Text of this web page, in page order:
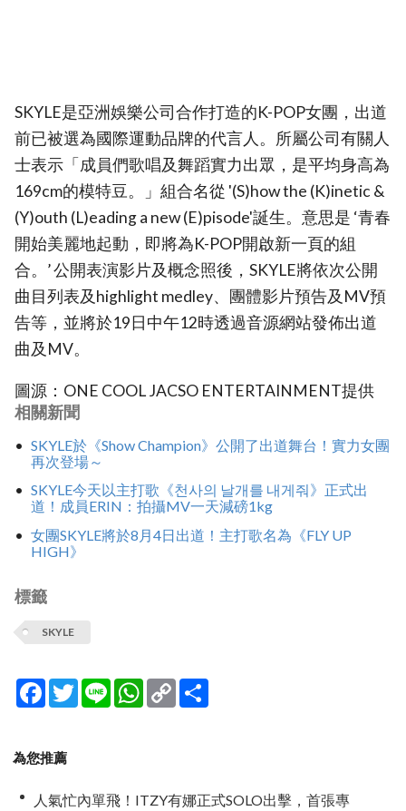
SKYLE是亞洲娛樂公司合作打造的K-POP女團，出道
前已被選為國際運動品牌的代言人。所屬公司有關人
士表示「成員們歌唱及舞蹈實力出眾，是平均身高為
169cm的模特豆。」組合名從 '(S)how the (K)inetic &
(Y)outh (L)eading a new (E)pisode'誕生。意思是 ‘青春
開始美麗地起動，即將為K-POP開啟新一頁的組
合。’ 公開表演影片及概念照後，SKYLE將依次公開
曲目列表及highlight medley、團體影片預告及MV預
告等，並將於19日中午12時透過音源網站發佈出道
曲及MV。
圖源：ONE COOL JACSO ENTERTAINMENT提供
相關新聞
SKYLE於《Show Champion》公開了出道舞台！實力女團
再次登場～
SKYLE今天以主打歌《천사의 날개를 내게줘》正式出
道！成員ERIN：拍攝MV一天減磅1kg
女團SKYLE將於8月4日出道！主打歌名為《FLY UP
HIGH》
標籤
SKYLE
Facebook
TwitterLine WhatsApp
Copy
Link
為您推薦
人氣忙內單飛！ITZY有娜正式SOLO出擊，首張專